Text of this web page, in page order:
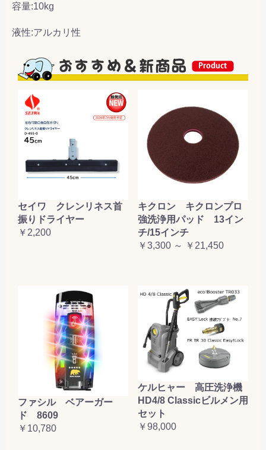
容量:10kg
液性:アルカリ性
セイワ クレンリネス首
振りドライヤー
￥2,200
キクロン キクロンプロ
強洗浄用パッド 13イン
チ/15インチ
￥3,300 ～ ￥21,450
ファシル ベアーガー
ド 8609
￥10,780
ケルヒャー 高圧洗浄機
HD4/8 Classicビルメン用
セット
￥98,000